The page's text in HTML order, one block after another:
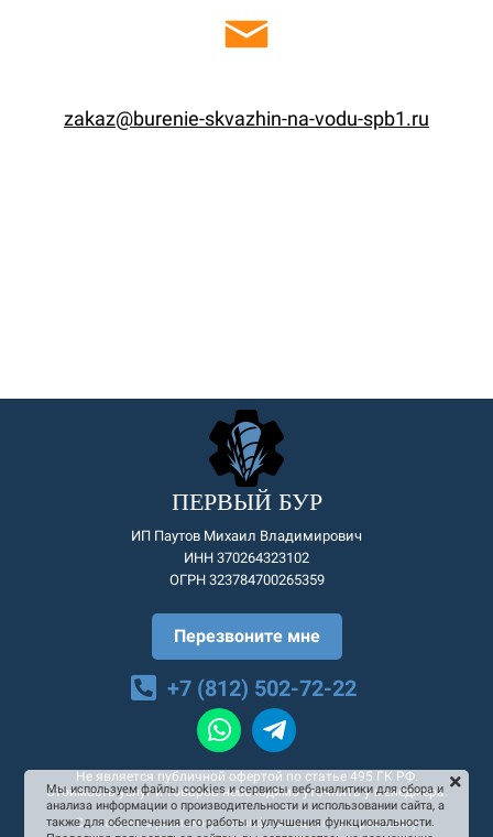
zakaz@burenie-skvazhin-na-vodu-spb1.ru
ПЕРВЫЙ БУР
ИП Паутов Михаил Владимирович
ИНН 370264323102
ОГРН 323784700265359
Перезвоните мне
+7 (812) 502-72-22
Не является публичной офертой по статье 495 ГК РФ.
Стоимость услуг и товаров необходимо уточнять у менеджера.
Согласие на рекламную и информационную рассылку
Мы используем файлы cookies и сервисы веб-аналитики для сбора и
анализа информации о производительности и использовании сайта, а
также для обеспечения его работы и улучшения функциональности.